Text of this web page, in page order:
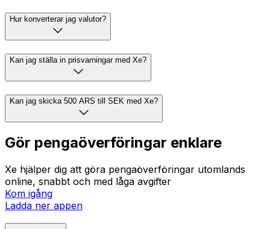
Hur konverterar jag valutor?
Kan jag ställa in prisvarningar med Xe?
Kan jag skicka 500 ARS till SEK med Xe?
Gör pengaöverföringar enklare
Xe hjälper dig att göra pengaöverföringar utomlands
online, snabbt och med låga avgifter
Kom igång
Ladda ner appen